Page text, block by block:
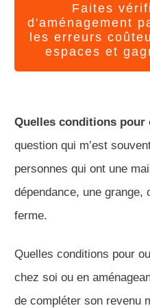
Faites
d'aménagement
les erreurs
espaces et
Quelles conditions
question qui m’est
personnes qui ont une
dépendance, une grange,
ferme.
Quelles conditions pour
chez soi ou en
de compléter son revenu